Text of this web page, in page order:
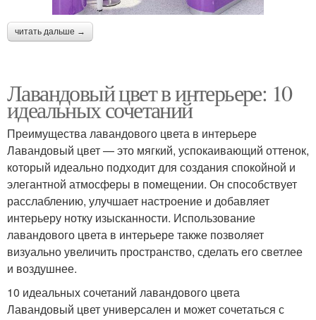
читать дальше →
Лавандовый цвет в интерьере: 10
идеальных сочетаний
Преимущества лавандового цвета в интерьере
Лавандовый цвет — это мягкий, успокаивающий оттенок,
который идеально подходит для создания спокойной и
элегантной атмосферы в помещении. Он способствует
расслаблению, улучшает настроение и добавляет
интерьеру нотку изысканности. Использование
лавандового цвета в интерьере также позволяет
визуально увеличить пространство, сделать его светлее
и воздушнее.
10 идеальных сочетаний лавандового цвета
Лавандовый цвет универсален и может сочетаться с